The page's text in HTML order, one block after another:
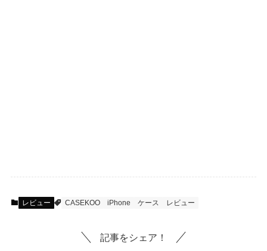
レビュー CASEKOO iPhone ケース レビュー
記事をシェア！